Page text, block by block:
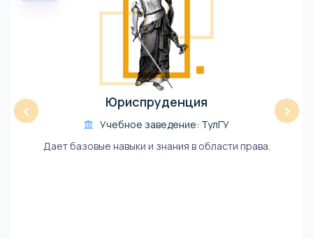
‹ Юриспруденция
Учебное заведение: ТулГУ
Дает базовые навыки и знания в области права.
›